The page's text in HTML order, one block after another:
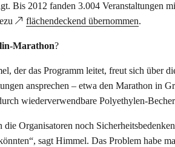
Bis 2012 fanden 3.004 Veranstaltungen
flächendeckend übernommen.
Marathon?
der das Programm leitet, freut sich über
ansprechen – etwa den Marathon in
wiederverwendbare Polyethylen-
die Organisatoren noch
sagt Himmel. Das Problem habe